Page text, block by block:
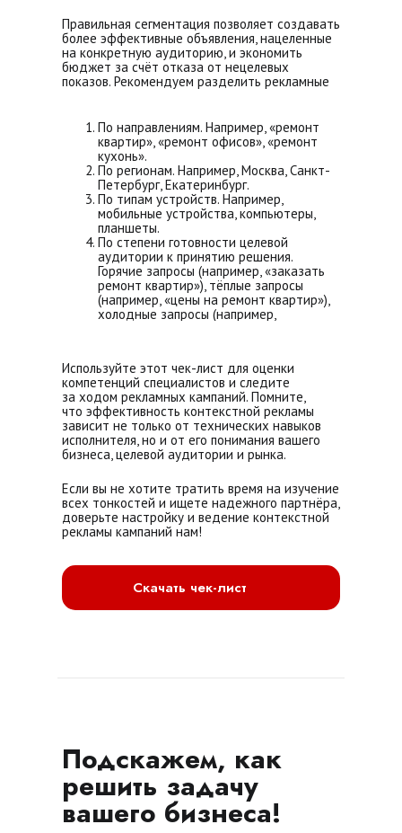
Правильная сегментация позволяет создавать
более эффективные объявления, нацеленные
на конкретную аудиторию, и экономить
бюджет за счёт отказа от нецелевых
показов. Рекомендуем разделить рекламные
По направлениям. Например, «ремонт
квартир», «ремонт офисов», «ремонт
кухонь».
По регионам. Например, Москва, Санкт-
Петербург, Екатеринбург.
По типам устройств. Например,
мобильные устройства, компьютеры,
планшеты.
По степени готовности целевой
аудитории к принятию решения.
Горячие запросы (например, «заказать
ремонт квартир»), тёплые запросы
(например, «цены на ремонт квартир»),
холодные запросы (например,
Используйте этот чек-лист для оценки
компетенций специалистов и следите
за ходом рекламных кампаний. Помните,
что эффективность контекстной рекламы
зависит не только от технических навыков
исполнителя, но и от его понимания вашего
бизнеса, целевой аудитории и рынка.
Скачать чек-лист
Если вы не хотите тратить время на изучение
всех тонкостей и ищете надежного партнёра,
доверьте настройку и ведение контекстной
рекламы кампаний нам!
Подскажем, как
решить задачу
вашего бизнеса!